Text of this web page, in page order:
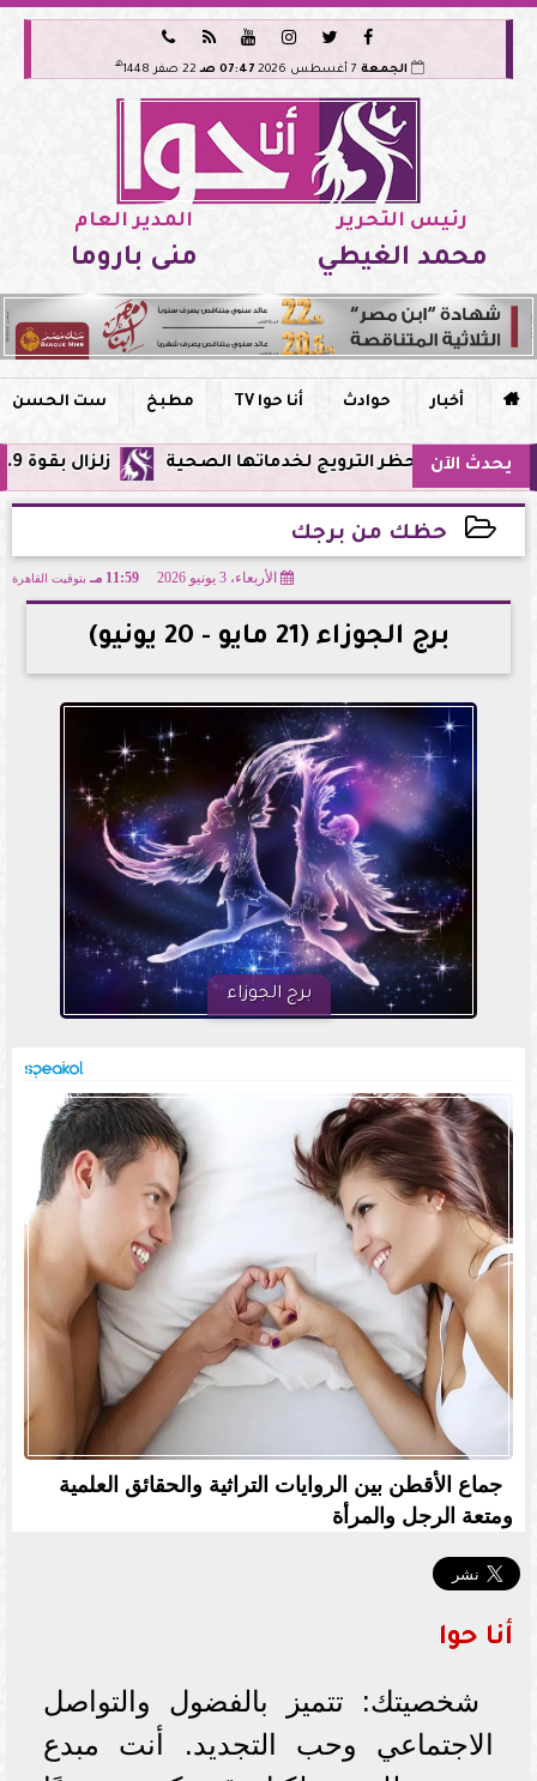






الجمعة 07:47 صـ 22 صفر 1448 هـ
رئيس التحرير
محمد الغيطي
المدير العام
منى باروما
 أخبار حوادث أنا حوا TV مطبخ ست الحسن
يحدث الآن زلزال بقوة 5.9 ريختر يشعر به سكان القاهرة وعدة محافظات.. مركزه شرق البحر المتوسط الترويج لخدماتها الصحية
حظك من برجك
الأربعاء، 3 يونيو 2026 11:59 مـ بتوقيت القاهرة
برج الجوزاء (21 مايو - 20 يونيو)
برج الجوزاء
جماع الأقطن بين الروايات التراثية والحقائق العلمية
ومتعة الرجل والمرأة
أنا حوا
شخصيتك: تتميز بالفضول والتواصل
الاجتماعي وحب التجديد. أنت مبدع